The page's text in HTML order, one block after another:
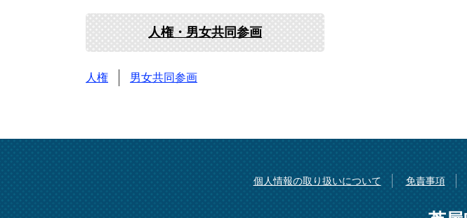
人権・男女共同参画
人権 男女共同参画
個人情報の取り扱いについて 免責事項